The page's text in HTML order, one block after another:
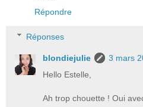
Répondre
Réponses
blondiejulie
3 mars
Hello Estelle,
Ah trop chouette ! Oui